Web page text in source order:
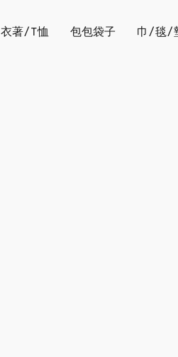
衣著/T恤 包包袋子 巾/毯/